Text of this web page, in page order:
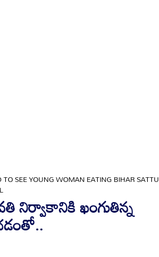
SEE YOUNG WOMAN EATING BIHAR SATTU
నిర్వాకానికి ఖంగుతిన్న